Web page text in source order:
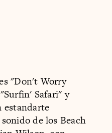
"Don't Worry
Safari" y
de los Beach